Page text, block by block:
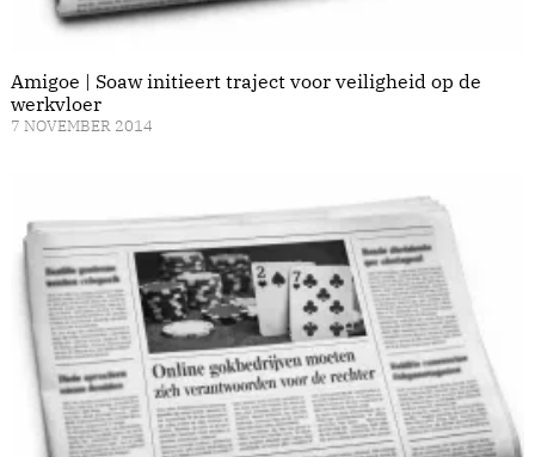
Amigoe | Soaw initieert traject voor veiligheid op de
werkvloer
7 NOVEMBER 2014